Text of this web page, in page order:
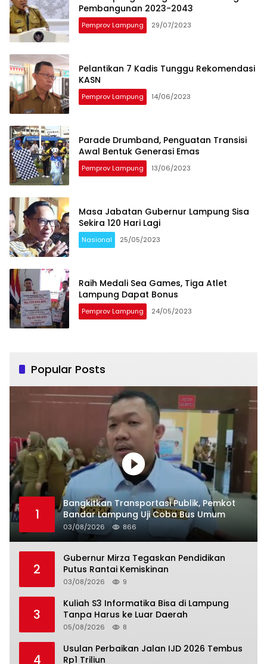
Pembangunan 2023-2043
Pemprov Lampung 29/07/2023
Pelantikan 7 Kadis Tunggu Rekomendasi
KASN
Pemprov Lampung 14/06/2023
Parade Drumband, Penguatan Transisi
Awal Bentuk Generasi Emas
Pemprov Lampung 13/06/2023
Masa Jabatan Gubernur Lampung Sisa
Sekira 120 Hari Lagi
Nasional 25/05/2023
Raih Medali Sea Games, Tiga Atlet
Lampung Dapat Bonus
Pemprov Lampung 24/05/2023
Popular Posts
1
Bangkitkan Transportasi Publik, Pemkot
Bandar Lampung Uji Coba Bus Umum
03/08/2026 866
2
Gubernur Mirza Tegaskan Pendidikan
Putus Rantai Kemiskinan
03/08/2026 9
3
Kuliah S3 Informatika Bisa di Lampung
Tanpa Harus ke Luar Daerah
05/08/2026 8
4
Usulan Perbaikan Jalan IJD 2026 Tembus
Rp1 Triliun